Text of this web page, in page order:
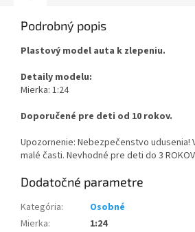
Podrobný popis
Plastový model auta k zlepeniu.
Detaily modelu:
Mierka: 1:24
Doporučené pre deti od 10 rokov.
Upozornenie: Nebezpečenstvo udusenia!
malé časti. Nevhodné pre deti do 3
Dodatočné parametre
Kategória:
Osobné
Mierka:
1:24